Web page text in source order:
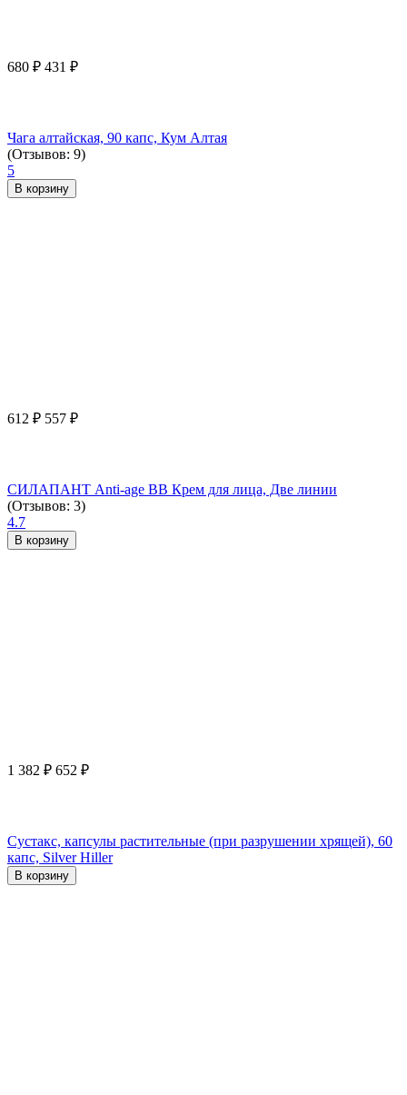
680 ₽ 431 ₽
Чага алтайская, 90 капс, Кум Алтая
(Отзывов: 9)
5
В корзину
612 ₽ 557 ₽
СИЛАПАНТ Anti-age ВВ Крем для лица, Две линии
(Отзывов: 3)
4.7
В корзину
1 382 ₽ 652 ₽
Сустакс, капсулы растительные (при разрушении хрящей), 60
капс, Silver Hiller
В корзину